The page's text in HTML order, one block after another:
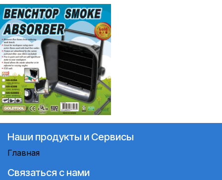
Наши продукты и Сервисы
Главная
Связаться с нами